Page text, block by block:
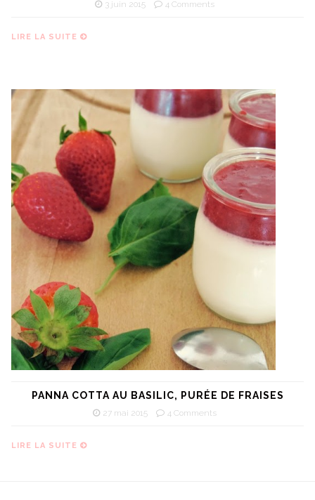
3 juin 2015 4 Comments
LIRE LA SUITE
PANNA COTTA AU BASILIC, PURÉE DE FRAISES
27 mai 2015 4 Comments
LIRE LA SUITE